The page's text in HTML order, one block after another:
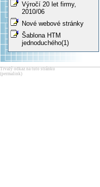
Výročí 20 let firmy,
2010/06
Nové webové stránky
Šablona HTM
jednoduchého(1)
Trvalý odkaz na tuto stránku
(permalink)